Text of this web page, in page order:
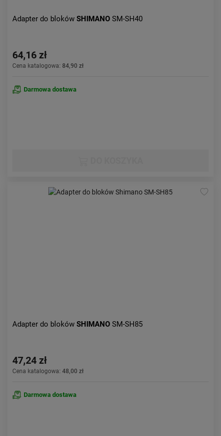
Adapter do bloków SHIMANO SM-SH40
64,16 zł
Cena katalogowa: 84,90 zł
Darmowa dostawa
Adapter do bloków SHIMANO SM-SH85
47,24 zł
Cena katalogowa: 48,00 zł
Darmowa dostawa